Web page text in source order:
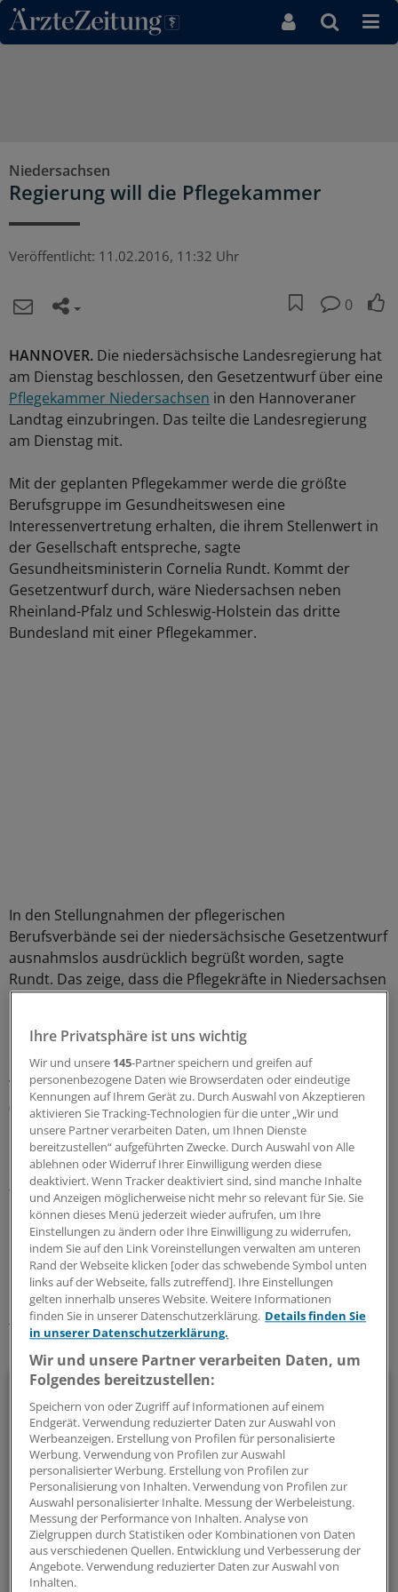
Direkt zum Inhaltsbereich
Niedersachsen
Regierung will die Pflegekammer
Veröffentlicht: 11.02.2016, 11:32 Uhr
0
HANNOVER. Die niedersächsische Landesregierung hat
am Dienstag beschlossen, den Gesetzentwurf über eine
Pflegekammer Niedersachsen in den Hannoveraner
Landtag einzubringen. Das teilte die Landesregierung
am Dienstag mit.
Mit der geplanten Pflegekammer werde die größte
Berufsgruppe im Gesundheitswesen eine
Interessenvertretung erhalten, die ihrem Stellenwert in
der Gesellschaft entspreche, sagte
Gesundheitsministerin Cornelia Rundt. Kommt der
Gesetzentwurf durch, wäre Niedersachsen neben
Rheinland-Pfalz und Schleswig-Holstein das dritte
Bundesland mit einer Pflegekammer.
In den Stellungnahmen der pflegerischen
Berufsverbände sei der niedersächsische Gesetzentwurf
ausnahmslos ausdrücklich begrüßt worden, sagte
Rundt. Das zeige, dass die Pflegekräfte in Niedersachsen
mitzugestalten. "Das ist eine großartige Nachricht für
die Profession Pflege", kommentiert Andreas
Westerfellhaus, Präsident des Deutschen Pflegerats
(DPR), die Entscheidung der Landesregierung.
"Die niedersächsische Pflegekammer wird zu einer
Stärkung der Berufsgruppe der Pflegefachpersonen
führen", sagte er.(cben)
0
Schlagworte:
Pflege Niedersachsen
Ihr Newsletter zum Thema
Politik & Debatte
Mit diesem Newsletter blicken Sie hinter das tägliche
Geschehen in der Gesundheitspolitik. Mit Analysen,
Hintergründen und einem Blick auf Themen, die die Agenda
bestimmen.
14-tägig, donnerstags
Ihre Privatsphäre ist uns wichtig
Wir und unsere 145-Partner speichern und greifen auf
personenbezogene Daten wie Browserdaten oder eindeutige
Kennungen auf Ihrem Gerät zu. Durch Auswahl von Akzeptieren
aktivieren Sie Tracking-Technologien für die unter „Wir und
unsere Partner verarbeiten Daten, um Ihnen Dienste
bereitzustellen“ aufgeführten Zwecke. Durch Auswahl von Alle
ablehnen oder Widerruf Ihrer Einwilligung werden diese
deaktiviert. Wenn Tracker deaktiviert sind, sind manche Inhalte
und Anzeigen möglicherweise nicht mehr so relevant für Sie. Sie
können dieses Menü jederzeit wieder aufrufen, um Ihre
Einstellungen zu ändern oder Ihre Einwilligung zu widerrufen,
indem Sie auf den Link Voreinstellungen verwalten am unteren
Rand der Webseite klicken [oder das schwebende Symbol unten
links auf der Webseite, falls zutreffend]. Ihre Einstellungen
gelten innerhalb unseres Website. Weitere Informationen
finden Sie in unserer Datenschutzerklärung. Details finden Sie
in unserer Datenschutzerklärung.
Wir und unsere Partner verarbeiten Daten, um
Folgendes bereitzustellen:
Speichern von oder Zugriff auf Informationen auf einem
Endgerät. Verwendung reduzierter Daten zur Auswahl von
Werbeanzeigen. Erstellung von Profilen für personalisierte
Werbung. Verwendung von Profilen zur Auswahl
personalisierter Werbung. Erstellung von Profilen zur
Personalisierung von Inhalten. Verwendung von Profilen zur
Auswahl personalisierter Inhalte. Messung der Werbeleistung.
Messung der Performance von Inhalten. Analyse von
Zielgruppen durch Statistiken oder Kombinationen von Daten
aus verschiedenen Quellen. Entwicklung und Verbesserung der
Angebote. Verwendung reduzierter Daten zur Auswahl von
Inhalten.